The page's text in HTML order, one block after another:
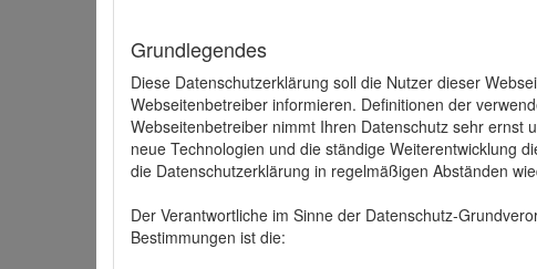
Grundlegendes
Diese Datenschutzerklärung soll die Nutzer dieser
Webseitenbetreiber informieren. Definitionen der
Webseitenbetreiber nimmt Ihren Datenschutz sehr ernst
neue Technologien und die ständige Weiterentwicklung
die Datenschutzerklärung in regelmäßigen Abständen
Der Verantwortliche im Sinne der Datenschutz-
Bestimmungen ist die: